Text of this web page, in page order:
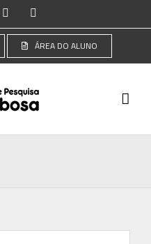
YouTube
ÁREA DO ALUNO